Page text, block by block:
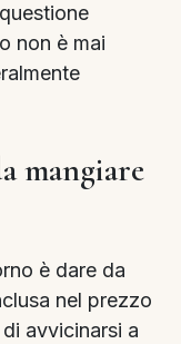
non è mai
mangiare
è dare da
nel prezzo
avvicinarsi a